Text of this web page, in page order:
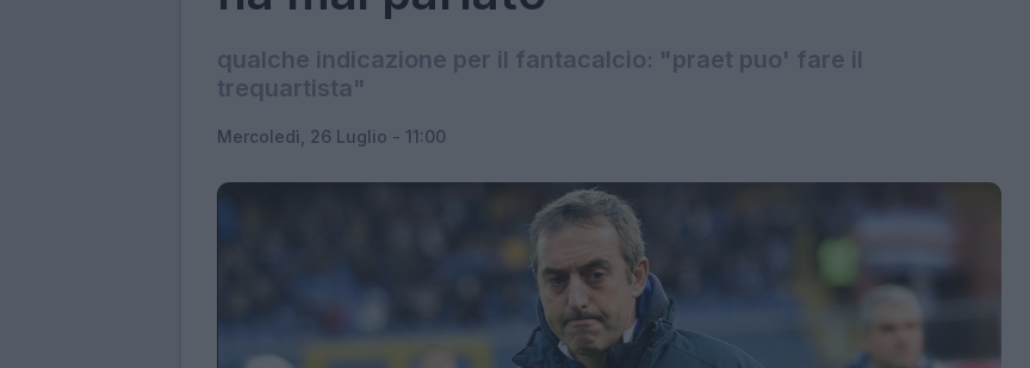
qualche indicazione per il fantacalcio: "praet puo' fare il
trequartista"
Mercoledì, 26 Luglio - 11:00